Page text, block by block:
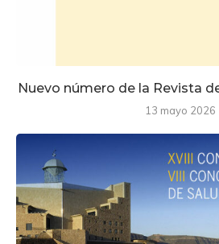
Nuevo número de la Revista
13 mayo 2026